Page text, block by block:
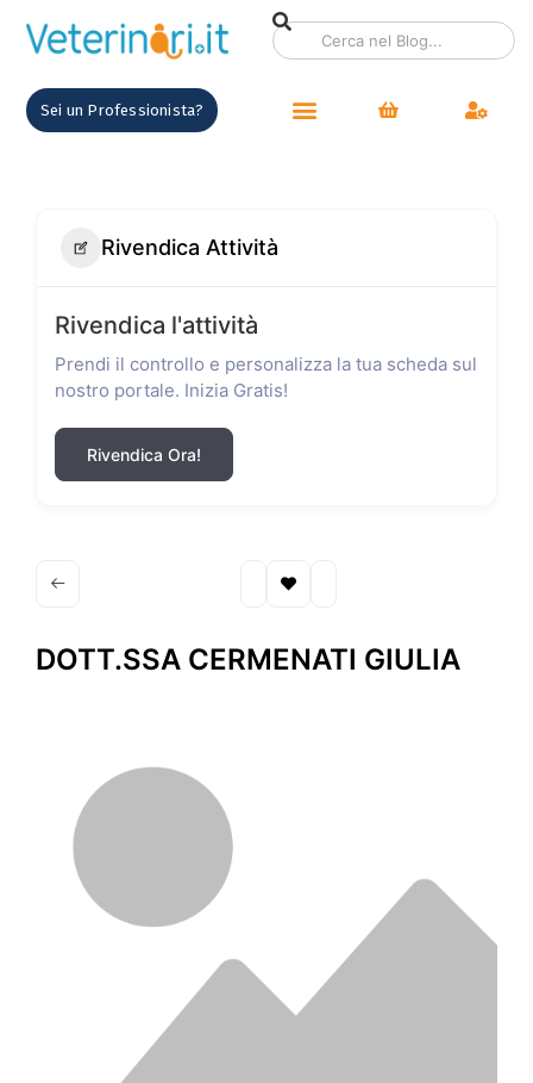
Sei un Professionista?
Rivendica Attività
Rivendica l'attività
Prendi il controllo e personalizza la tua scheda sul
nostro portale. Inizia Gratis!
Rivendica Ora!
DOTT.SSA CERMENATI GIULIA